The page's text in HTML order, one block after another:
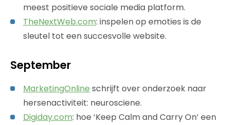
meest positieve sociale media platform.
TheNextWeb.com: inspelen op emoties is de
sleutel tot een succesvolle website.
September
MarketingOnline schrijft over onderzoek naar
hersenactiviteit: neurosciene.
Digiday.com: hoe ‘Keep Calm and Carry On’ een